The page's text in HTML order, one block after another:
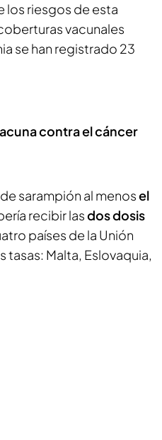
los riesgos de esta
vacunales
se han registrado 23
contra el cáncer
de sarampión al menosel
recibir lasdos dosis
países de la Unión
tasas: Malta, Eslovaquia,